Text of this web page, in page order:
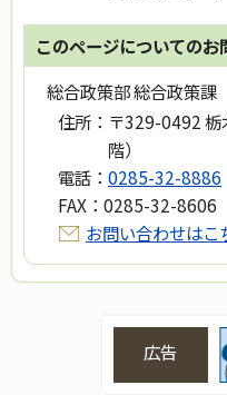
このページについてのお
総合政策部 総合政策課
住所： 〒329-0492 栃
階）
電話： 0285-32-8886
FAX： 0285-32-8606
お問い合わせはこ
広告